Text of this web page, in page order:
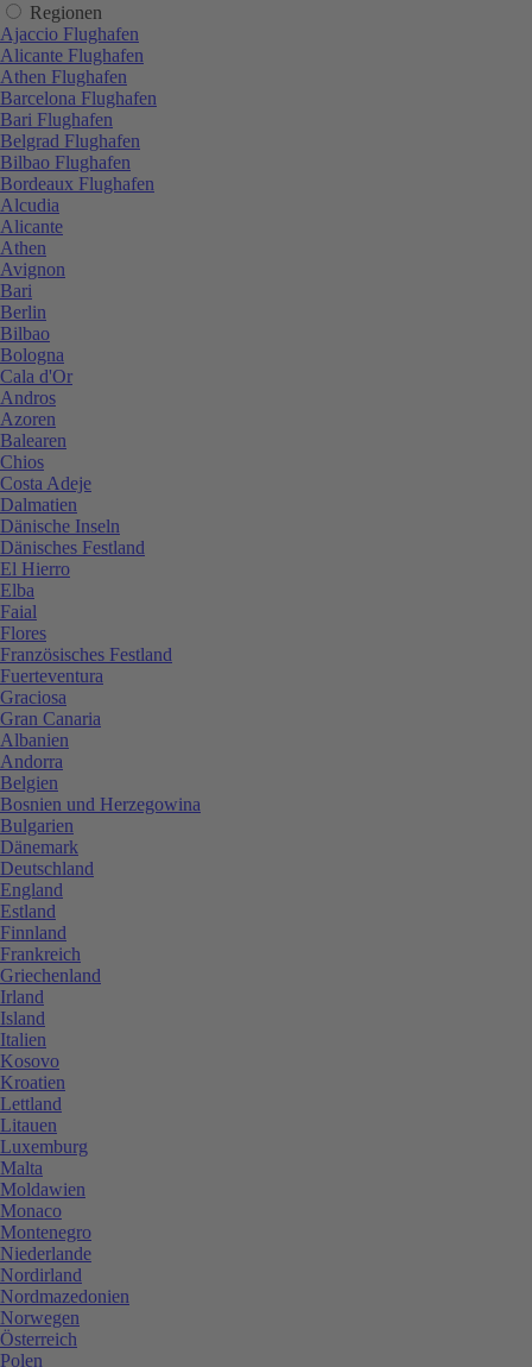
Regionen
Ajaccio Flughafen
Alicante Flughafen
Athen Flughafen
Barcelona Flughafen
Bari Flughafen
Belgrad Flughafen
Bilbao Flughafen
Bordeaux Flughafen
Alcudia
Alicante
Athen
Avignon
Bari
Berlin
Bilbao
Bologna
Cala d'Or
Andros
Azoren
Balearen
Chios
Costa Adeje
Dalmatien
Dänische Inseln
Dänisches Festland
El Hierro
Elba
Faial
Flores
Französisches Festland
Fuerteventura
Graciosa
Gran Canaria
Albanien
Andorra
Belgien
Bosnien und Herzegowina
Bulgarien
Dänemark
Deutschland
England
Estland
Finnland
Frankreich
Griechenland
Irland
Island
Italien
Kosovo
Kroatien
Lettland
Litauen
Luxemburg
Malta
Moldawien
Monaco
Montenegro
Niederlande
Nordirland
Nordmazedonien
Norwegen
Österreich
Polen